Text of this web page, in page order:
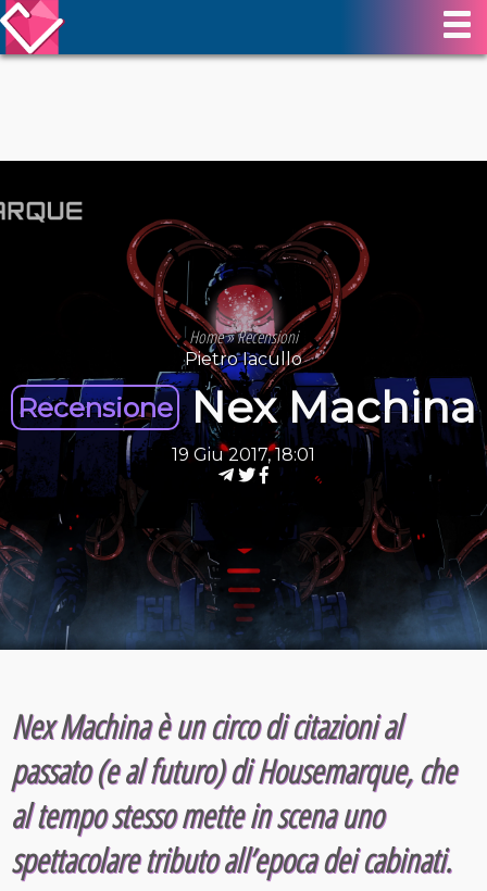
Home»Recensioni
Pietro Iacullo
Recensione Nex Machina
19 Giu 2017, 18:01
Nex Machinaè un circo di citazioni al
passato (e al futuro) diHousemarque, che
al tempo stesso mette in scena uno
spettacolare tributo all’epoca dei cabinati.